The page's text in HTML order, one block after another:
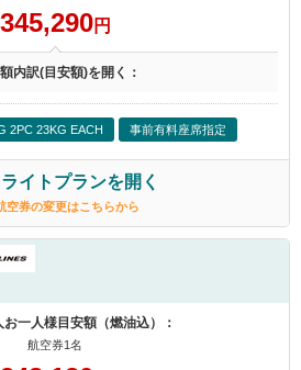
345,290円
内訳(目安額)を開く：
2PC 23KG EACH 事前有料座席指定
イトプランを開く
空券の変更はこちらから
一人様目安額（燃油込）：
航空券1名